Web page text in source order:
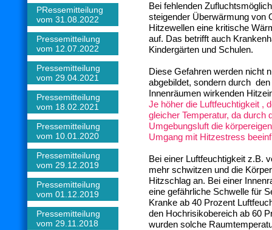
PRessemitteilung
vom 31.08.2022
Pressemitteilung
vom 12.07.2022
Pressemitteilung
vom 29.04.2021
Pressemitteilung
vom 18.02.2021
Pressemitteilung
vom 10.01.2020
Pressemitteilung
vom 29.12.2019
Pressemitteilung
vom 01.12.2019
Pressemitteilung
vom 29.11.2018
Bei fehlenden
steigender Überwärmung von
Hitzewellen eine kritische
auf. Das betrifft auch
Kindergärten und Schulen.
Diese Gefahren werden nicht
abgebildet, sondern durch
Innenräumen wirkenden
Je höher die Luftfeuchtigkeit ,
gleicher Temperatur, da durch
Umgebungsluft die
Umgang mit Hitzestress
Bei einer Luftfeuchtigkeit z.B.
mehr schwitzen und die
Hitzschlag an. Bei einer
eine gefährliche Schwelle für
Kranke ab 40 Prozent
den Hochrisikobereich ab 60
wurden solche